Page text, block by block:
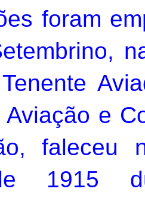
foram
e
faleceu
1915